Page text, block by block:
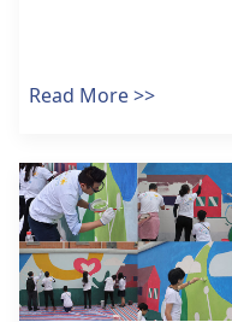
Read More >>